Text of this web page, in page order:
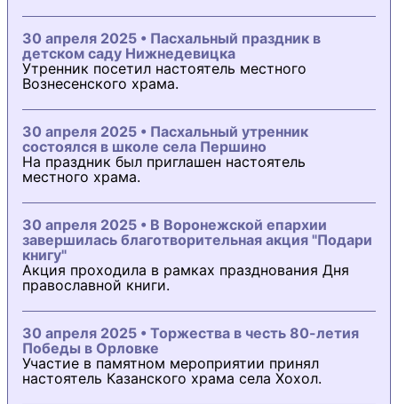
30 апреля 2025 • Пасхальный праздник в
детском саду Нижнедевицка
Утренник посетил настоятель местного
Вознесенского храма.
30 апреля 2025 • Пасхальный утренник
состоялся в школе села Першино
На праздник был приглашен настоятель
местного храма.
30 апреля 2025 • В Воронежской епархии
завершилась благотворительная акция "Подари
книгу"
Акция проходила в рамках празднования Дня
православной книги.
30 апреля 2025 • Торжества в честь 80-летия
Победы в Орловке
Участие в памятном мероприятии принял
настоятель Казанского храма села Хохол.